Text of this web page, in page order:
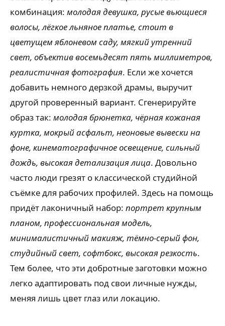
комбинация: молодая девушка, русые вьющиеся
волосы, лёгкое льняное платье, стоит в
цветущем яблоневом саду, мягкий утренний
свет, объектив восемьдесят пять миллиметров,
реалистичная фотография. Если же хочется
добавить немного дерзкой драмы, выручит
другой проверенный вариант. Сгенерируйте
образ так: молодая брюнетка, чёрная кожаная
куртка, мокрый асфальт, неоновые вывески на
фоне, кинематографичное освещение, сильный
дождь, высокая детализация лица. Довольно
часто люди грезят о классической студийной
съёмке для рабочих профилей. Здесь на помощь
придёт лаконичный набор: портрет крупным
планом, профессиональная модель,
минималистичный макияж, тёмно-серый фон,
студийный свет, софтбокс, высокая резкость.
Тем более, что эти добротные заготовки можно
легко адаптировать под свои личные нужды,
меняя лишь цвет глаз или локацию.